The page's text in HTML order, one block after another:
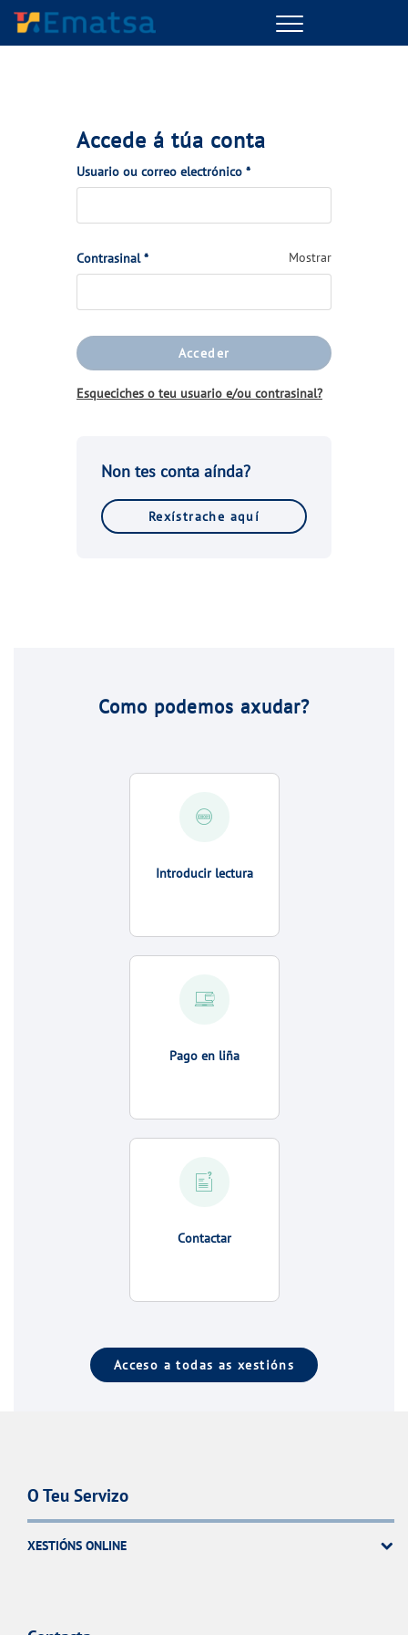
Menu
Como podemos axudar?
Introducir lectura
Pago en liña
Contactar
Acceso a todas as xestións
Accede á túa conta
Usuario ou correo electrónico *(Obrigatorio)
Contrasinal*(Obrigatorio) Mostrar
Acceder
Esqueciches o teu usuario e/ou contrasinal?
Non tes conta aínda?
Rexístrache aquí
O Teu Servizo
XESTIÓNS ONLINE